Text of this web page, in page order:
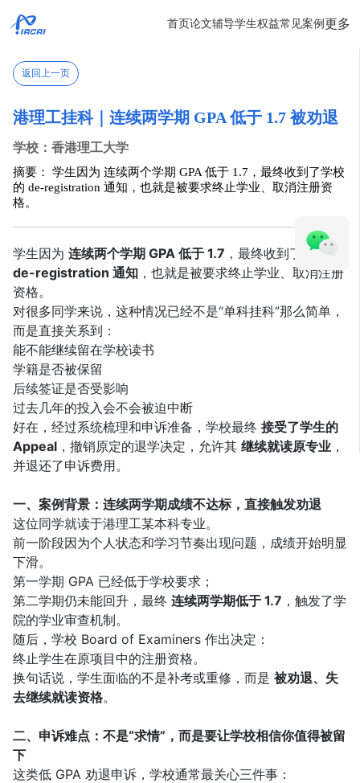
首页论文辅导学生权益常见案例 更多
返回上一页
港理工挂科｜连续两学期 GPA 低于 1.7 被劝退
学校：香港理工大学
摘要： 学生因为 连续两个学期 GPA 低于 1.7，最终收到了学校
的 de-registration 通知，也就是被要求终止学业、取消注册资
格。
学生因为 连续两个学期 GPA 低于 1.7 ，最终收到了学校的
de-registration 通知 ，也就是被要求终止学业、取消注册
资格。
对很多同学来说，这种情况已经不是“单科挂科”那么简单，
而是直接关系到：
能不能继续留在学校读书
学籍是否被保留
后续签证是否受影响
过去几年的投入会不会被迫中断
好在，经过系统梳理和申诉准备，学校最终 接受了学生的
Appeal ，撤销原定的退学决定，允许其 继续就读原专业 ，
并退还了申诉费用。
一、案例背景：连续两学期成绩不达标，直接触发劝退
这位同学就读于港理工某本科专业。
前一阶段因为个人状态和学习节奏出现问题，成绩开始明显
下滑。
第一学期 GPA 已经低于学校要求；
第二学期仍未能回升，最终 连续两学期低于 1.7 ，触发了学
院的学业审查机制。
随后，学校 Board of Examiners 作出决定：
终止学生在原项目中的注册资格。
换句话说，学生面临的不是补考或重修，而是 被劝退、失
去继续就读资格。
二、申诉难点：不是“求情”，而是要让学校相信你值得被留
下
这类低 GPA 劝退申诉，学校通常最关心三件事：